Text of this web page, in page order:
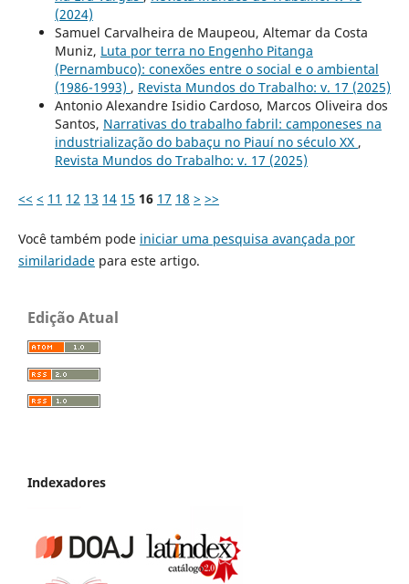
(2024)
Samuel Carvalheira de Maupeou, Altemar da Costa
Muniz, Luta por terra no Engenho Pitanga
(Pernambuco): conexões entre o social e o ambiental
(1986-1993) , Revista Mundos do Trabalho: v. 17 (2025)
Antonio Alexandre Isidio Cardoso, Marcos Oliveira dos
Santos, Narrativas do trabalho fabril: camponeses na
industrialização do babaçu no Piauí no século XX ,
Revista Mundos do Trabalho: v. 17 (2025)
<< < 11 12 13 14 15 16 17 18 > >>
Você também pode iniciar uma pesquisa avançada por
similaridadepara este artigo.
Edição Atual
Indexadores